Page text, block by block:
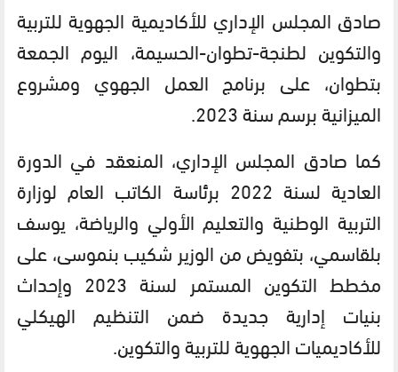
صادق المجلس الإداري للأكاديمية الجهوية للتربية
والتكوين لطنجة-تطوان-الحسيمة، اليوم الجمعة
بتطوان، على برنامج العمل الجهوي ومشروع
الميزانية برسم سنة 2023.
كما صادق المجلس الإداري، المنعقد في الدورة
العادية لسنة 2022 برئاسة الكاتب العام لوزارة
التربية الوطنية والتعليم الأولي والرياضة، يوسف
بلقاسمي، بتفويض من الوزير شكيب بنموسى، على
مخطط التكوين المستمر لسنة 2023 وإحداث
بنيات إدارية جديدة ضمن التنظيم الهيكلي
للأكاديميات الجهوية للتربية والتكوين.